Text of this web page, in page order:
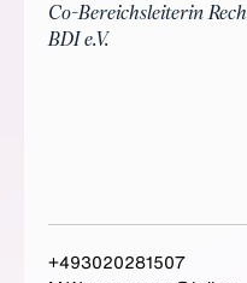
Co-Bereichsleiterin
BDI e.V.
+493020281507